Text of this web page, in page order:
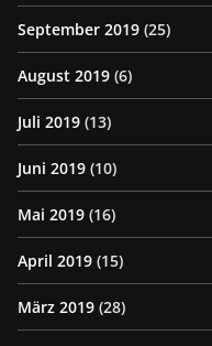
September 2019 (25)
August 2019 (6)
Juli 2019 (13)
Juni 2019 (10)
Mai 2019 (16)
April 2019 (15)
März 2019 (28)